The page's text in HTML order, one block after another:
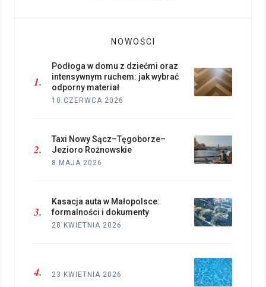
NOWOŚCI
Podłoga w domu z dziećmi oraz
intensywnym ruchem: jak wybrać
odporny materiał
10 CZERWCA 2026
Taxi Nowy Sącz–Tęgoborze–
Jezioro Rożnowskie
8 MAJA 2026
Kasacja auta w Małopolsce:
formalności i dokumenty
28 KWIETNIA 2026
23 KWIETNIA 2026